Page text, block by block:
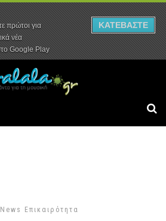
Συνεντεύξεις Ρεπορτάζ
Επικαιρότητα
πρώτοι για
νέα
Google Play
ΚΑΤΕΒΑΣΤΕ